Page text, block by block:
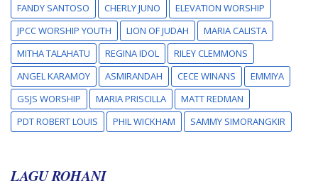
FANDY SANTOSO
CHERLY JUNO
ELEVATION WORSHIP
JPCC WORSHIP YOUTH
LION OF JUDAH
MARIA CALISTA
MITHA TALAHATU
REGINA IDOL
RILEY CLEMMONS
ANGEL KARAMOY
ASMIRANDAH CECE WINANS
EMMIYA
GSJS WORSHIP
MARIA PRISCILLA
MATT REDMAN
PDT ROBERT LOUIS
PHIL WICKHAM SAMMY SIMORANGKIR
LAGU ROHANI